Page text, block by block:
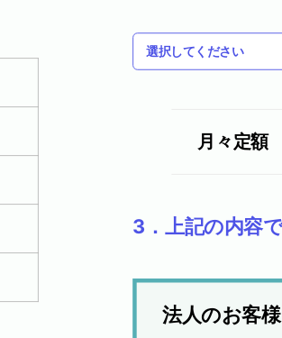
選択してください
月々定額
3．上記の内容
法人のお客様